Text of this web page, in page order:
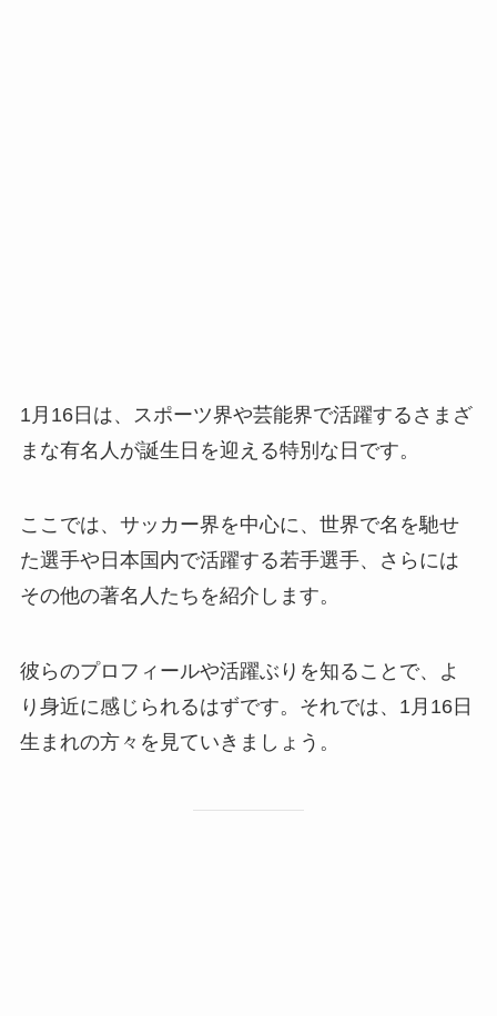
1月16日は、スポーツ界や芸能界で活躍するさまざ
まな有名人が誕生日を迎える特別な日です。
ここでは、サッカー界を中心に、世界で名を馳せ
た選手や日本国内で活躍する若手選手、さらには
その他の著名人たちを紹介します。
彼らのプロフィールや活躍ぶりを知ることで、よ
り身近に感じられるはずです。それでは、1月16日
生まれの方々を見ていきましょう。